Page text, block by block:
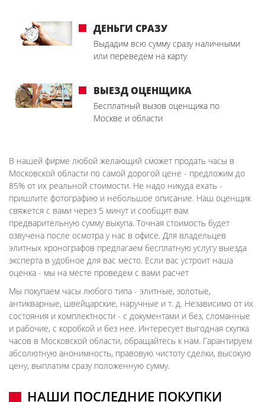
ДЕНЬГИ СРАЗУ
Выдадим всю сумму сразу наличными
или переведем на карту
ВЫЕЗД ОЦЕНЩИКА
Бесплатный вызов оценщика по
Москве и области
В нашей фирме любой желающий сможет продать часы в
Московской области по самой дорогой цене - предложим до
85% от их реальной стоимости. Не надо никуда ехать -
пришлите фотографию и небольшое описание. Наш оценщик
свяжется с вами через 5 минут и сообщит вам
предварительную сумму выкупа. Точная стоимость будет
озвучена после осмотра у нас в офисе. Для владельцев
элитных хронографов предлагаем бесплатную услугу выезда
эксперта в удобное для вас место. Если вас устроит наша
оценка - мы на месте проведем с вами расчет
Мы покупаем часы любого типа - элитные, золотые,
антикварные, швейцарские, наручные и т. д. Независимо от их
состояния и комплектности - с документами и без, сломанные
и рабочие, с коробкой и без нее. Интересует выгодная скупка
часов в Московской области, обращайтесь к нам. Гарантируем
абсолютную анонимность, правовую чистоту сделки, высокую
цену, выплатим сразу положенную сумму.
НАШИ ПОСЛЕДНИЕ ПОКУПКИ